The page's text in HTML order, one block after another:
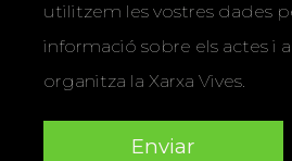
utilitzem les vostres dades
informació sobre els actes i
organitza la Xarxa Vives.